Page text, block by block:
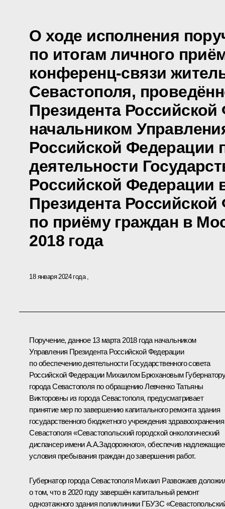
О ходе исполнения
по итогам личного
конференц-связи
Севастополя,
Президента
начальником
Российской Федерации
деятельности
Российской Федерации
Президента
по приёму граждан в
2018 года
18 января 2024 года
Поручение, данное 13 марта 2018 года начальником
Управления Президента Российской Федерации
по обеспечению деятельности Государственного совета
Российской Федерации Михаилом Брюхановым
города Севастополя по обращению Левченко Татьяны
Викторовны из города Севастополя, предусматривает
принятие мер по завершению капитального ремонта здания
государственного бюджетного учреждения здравоохранения
Севастополя «Севастопольский городской онкологический
диспансер имени А.А.Задорожного», обеспечив надлежащие
условия пребывания граждан до завершения работ.
Губернатор города Севастополя Михаил Развожаев
о том, что в 2020 году завершён капитальный ремонт
одноэтажного здания поликлиники ГБУЗС